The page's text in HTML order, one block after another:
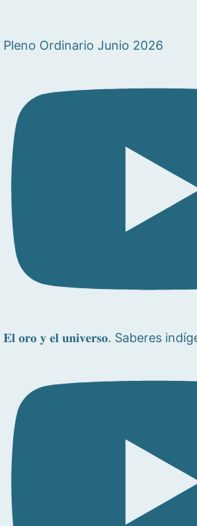
Pleno Ordinario Junio 2026
𝐄𝐥 𝐨𝐫𝐨 𝐲 𝐞𝐥 𝐮𝐧𝐢𝐯𝐞𝐫𝐬𝐨. Saberes